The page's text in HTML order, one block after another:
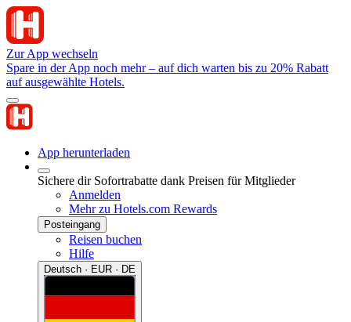
Zur App wechseln
Spare in der App noch mehr – auf dich warten bis zu 20% Rabatt
auf ausgewählte Hotels.
App herunterladen
Sichere dir Sofortrabatte dank Preisen für Mitglieder
Anmelden
Mehr zu Hotels.com Rewards
Posteingang
Reisen buchen
Hilfe
Deutsch · EUR · DE